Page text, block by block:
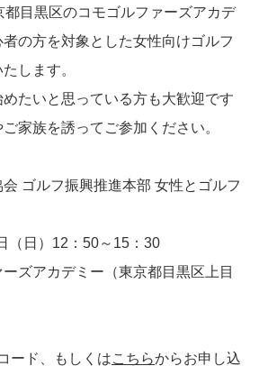
目黒区のコモゴルファーズアカデ
の方を対象とした女性向けゴルフ
します。
たいと思っている方も大歓迎です
家族を誘ってご参加ください。
ゴルフ振興推進本部 女性とゴルフ
（日）12：50～15：30
ズアカデミー（東京都目黒区上目
ード、もしくはこちらからお申し込